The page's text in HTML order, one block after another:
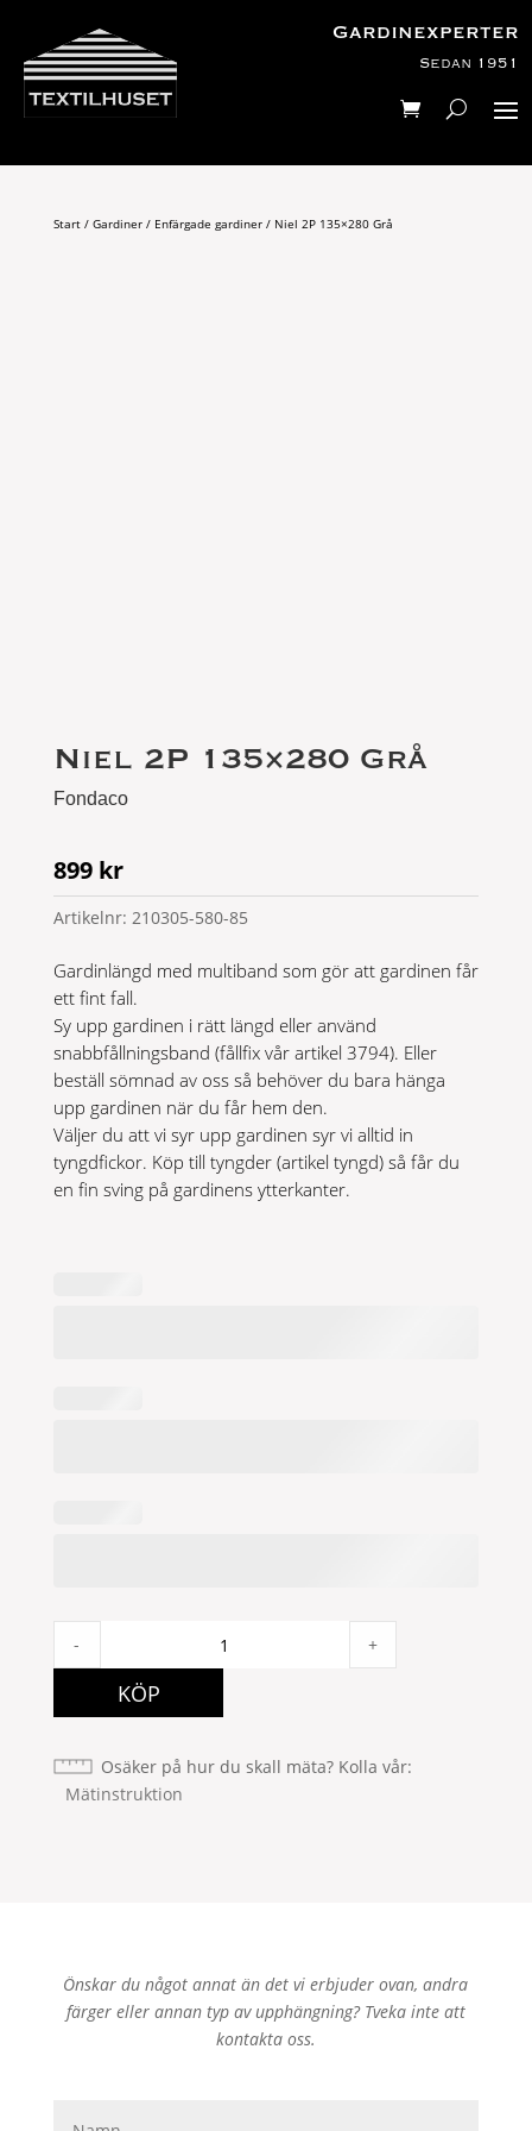
Gardinexperter
Sedan 1951
Start/ Gardiner/ Enfärgade gardiner/ Niel 2P 135×280 Grå
Niel 2P 135×280 Grå
Fondaco
899 kr
Artikelnr: 210305-580-85
Gardinlängd med multiband som gör att gardinen får
ett fint fall.
Sy upp gardinen i rätt längd eller använd
snabbfållningsband (fållfix vår artikel 3794). Eller
beställ sömnad av oss så behöver du bara hänga
upp gardinen när du får hem den.
Väljer du att vi syr upp gardinen syr vi alltid in
tyngdfickor. Köp till tyngder (artikel tyngd) så får du
en fin sving på gardinens ytterkanter.
Grå
- +
KÖP
Osäker på hur du skall mäta? Kolla vår
Mätinstruktion
Önskar du något annat än det vi erbjuder ovan, andra
färger eller annan typ av upphängning? Tveka inte att
kontakta oss.